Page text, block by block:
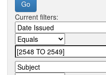
Current filters: